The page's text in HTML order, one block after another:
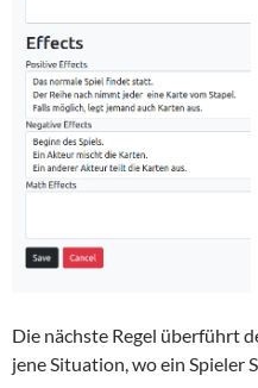
Die nächste Regel überführt
jene Situation, wo ein Spieler